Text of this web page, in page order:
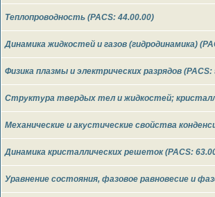
Теплопроводность (PACS: 44.00.00)
Динамика жидкостей и газов (гидродинамика)
Физика плазмы и электрических разрядов (PACS:
Структура твердых тел и жидкостей;
Механические и акустические свойства
Динамика кристаллических решеток (PACS:
Уравнение состояния, фазовое равновесие и